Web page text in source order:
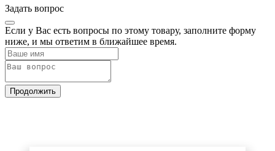
Задать вопрос
Если у Вас есть вопросы по этому товару, заполните форму
ниже, и мы ответим в ближайшее время.
Продолжить